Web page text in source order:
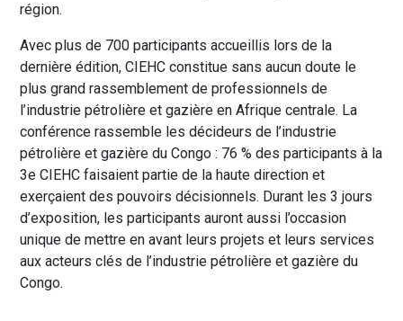
région.
Avec plus de 700 participants accueillis lors de la
dernière édition, CIEHC constitue sans aucun doute le
plus grand rassemblement de professionnels de
l’industrie pétrolière et gazière en Afrique centrale. La
conférence rassemble les décideurs de l’industrie
pétrolière et gazière du Congo : 76 % des participants à la
3e CIEHC faisaient partie de la haute direction et
exerçaient des pouvoirs décisionnels. Durant les 3 jours
d’exposition, les participants auront aussi l’occasion
unique de mettre en avant leurs projets et leurs services
aux acteurs clés de l’industrie pétrolière et gazière du
Congo.